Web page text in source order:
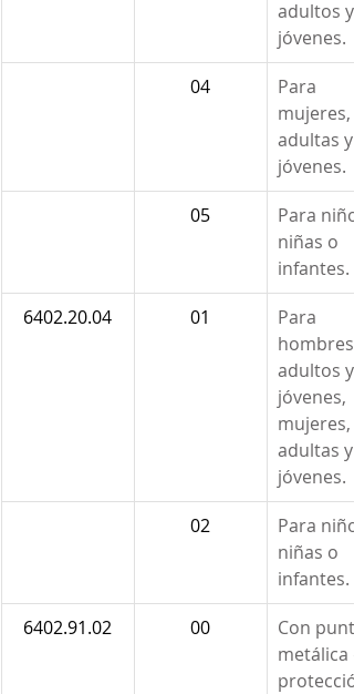
adultos y
jóvenes.
04
Para
mujeres,
adultas y
jóvenes.
05
Para
niñas o
infantes.
6402.20.04
01
Para
hombres,
adultos y
jóvenes,
mujeres,
adultas y
jóvenes.
02
Para
niñas o
infantes.
6402.91.02
00
Con
metálica